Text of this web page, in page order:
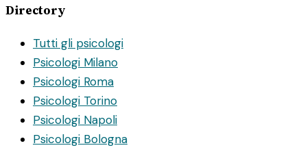
Directory
Tutti gli psicologi
Psicologi Milano
Psicologi Roma
Psicologi Torino
Psicologi Napoli
Psicologi Bologna